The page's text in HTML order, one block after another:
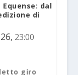
dal
di
, 23:00
giro